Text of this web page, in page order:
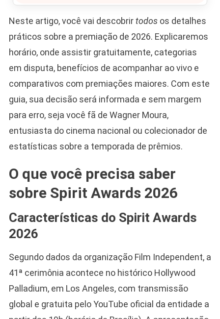
Neste artigo, você vai descobrirtodosos detalhes
práticos sobre a premiação de 2026. Explicaremos
horário, onde assistir gratuitamente, categorias
em disputa, benefícios de acompanhar ao vivo e
comparativos com premiações maiores. Com este
guia, sua decisão será informada e sem margem
para erro, seja você fã de Wagner Moura,
entusiasta do cinema nacional ou colecionador de
estatísticas sobre a temporada de prêmios.
O que você precisa saber
sobre Spirit Awards 2026
Características do Spirit Awards
2026
Segundo dados da organização Film Independent, a
41ª cerimônia acontece no histórico Hollywood
Palladium, em Los Angeles, com transmissão
global e gratuita pelo YouTube oficial da entidade a